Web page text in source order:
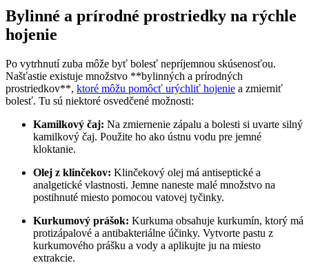
Bylinné a prírodné prostriedky na rýchle
hojenie
Po vytrhnutí zuba môže byť bolesť nepríjemnou skúsenosťou.
Našťastie existuje množstvo **bylinných a prírodných
prostriedkov**, ktoré môžu pomôcť urýchliť hojenie a zmierniť
bolesť. Tu sú niektoré osvedčené možnosti:
Kamilkový čaj: Na zmiernenie zápalu a bolesti si uvarte silný
kamilkový čaj. Použite ho ako ústnu vodu pre jemné
kloktanie.
Olej z klinčekov: Klinčekový olej má antiseptické a
analgetické vlastnosti. Jemne naneste malé množstvo na
postihnuté miesto pomocou vatovej tyčinky.
Kurkumový prášok: Kurkuma obsahuje kurkumín, ktorý má
protizápalové a antibakteriálne účinky. Vytvorte pastu z
kurkumového prášku a vody a aplikujte ju na miesto
extrakcie.